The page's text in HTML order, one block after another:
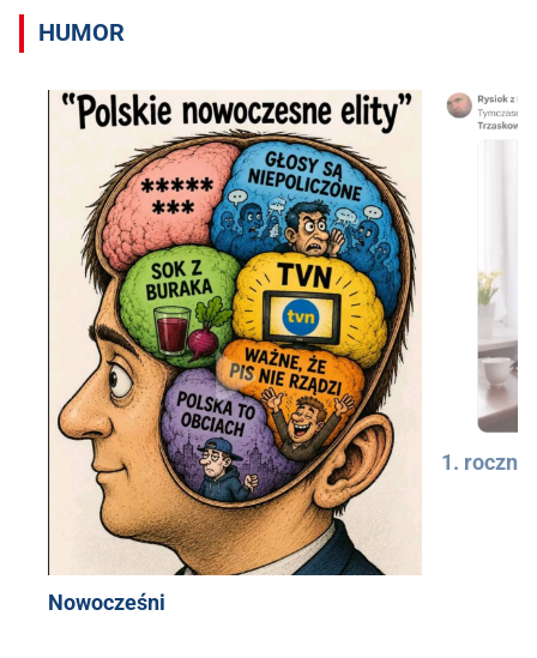
HUMOR
Nowocześni
1.